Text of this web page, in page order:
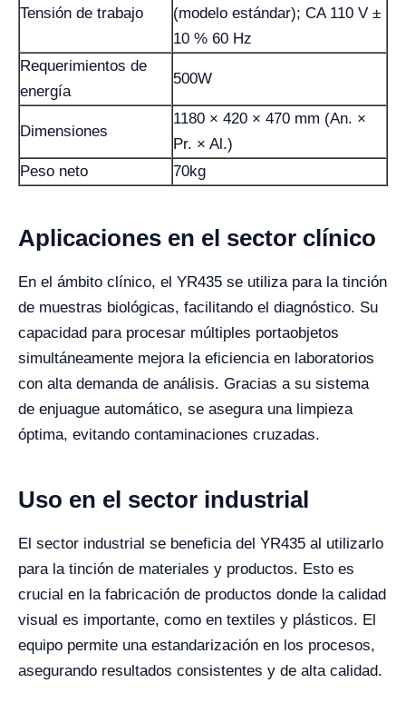
Tensión de trabajo
(modelo estándar); CA 110 V ±
10 % 60 Hz
Requerimientos de
energía
500W
Dimensiones
1180 × 420 × 470 mm (An. ×
Pr. × Al.)
Peso neto
70kg
Aplicaciones en el sector clínico
En el ámbito clínico, el YR435 se utiliza para la tinción
de muestras biológicas, facilitando el diagnóstico. Su
capacidad para procesar múltiples portaobjetos
simultáneamente mejora la eficiencia en laboratorios
con alta demanda de análisis. Gracias a su sistema
de enjuague automático, se asegura una limpieza
óptima, evitando contaminaciones cruzadas.
Uso en el sector industrial
El sector industrial se beneficia del YR435 al utilizarlo
para la tinción de materiales y productos. Esto es
crucial en la fabricación de productos donde la calidad
visual es importante, como en textiles y plásticos. El
equipo permite una estandarización en los procesos,
asegurando resultados consistentes y de alta calidad.